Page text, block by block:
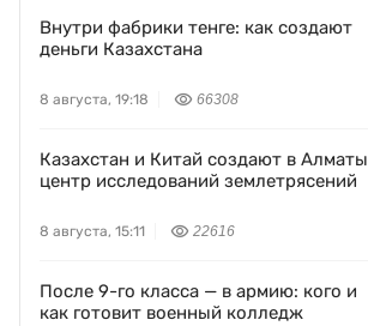
Внутри фабрики тенге: как создают
деньги Казахстана
8 августа, 19:18 66308
Казахстан и Китай создают в Алматы
центр исследований землетрясений
8 августа, 15:11 22616
После 9-го класса — в армию: кого и
как готовит военный колледж